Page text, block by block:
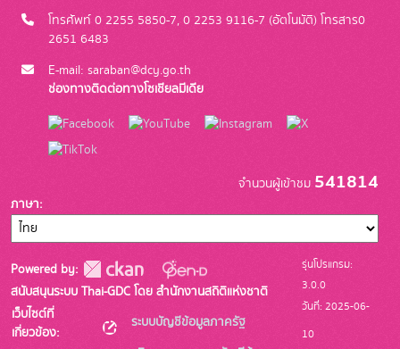
โทรศัพท์ 0 2255 5850-7, 0 2253 9116-7 (อัตโนมัติ) โทรสาร0
2651 6483
E-mail: saraban@dcy.go.th
ช่องทางติดต่อทางโซเชียลมีเดีย
จำนวนผู้เข้าชม 541814
ภาษา
Powered by:
สนับสนุนระบบ Thai-GDC โดย สำนักงานสถิติแห่งชาติ
เว็บไซต์ที่
เกี่ยวข้อง:
ระบบบัญชีข้อมูลภาครัฐ
รุ่นโปรแกรม:
3.0.0
วันที่: 2025-06-
10